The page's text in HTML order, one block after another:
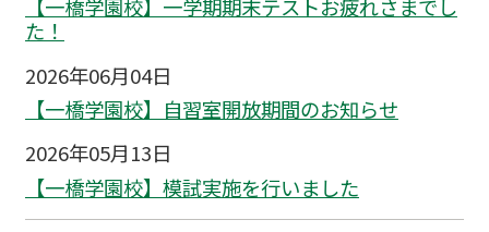
【一橋学園校】一学期期末テストお疲れさまでし
た！
2026年06月04日
【一橋学園校】自習室開放期間のお知らせ
2026年05月13日
【一橋学園校】模試実施を行いました